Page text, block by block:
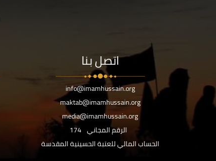
اتصل بنا
info@imamhussain.org
maktab@imamhussain.org
media@imamhussain.org
الرقم المجاني 174
الحساب المالي للعتبة الحسينية المقدسة